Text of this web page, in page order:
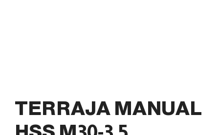
TERRAJA MANUAL